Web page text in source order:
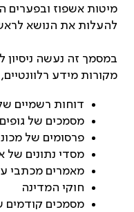
מיטות אשפוז ובפערים
להעלות את הנושא לראש
במסמך זה נעשה
מקורות מידע
דוחות רשמיים
מסמכים של
פרסומים של
מסדי נתונים של
מאמרים מכתבי
חוקי המדינה
מסמכים קודמים